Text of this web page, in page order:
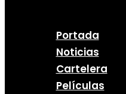
Portada
Noticias
Cartelera
Películas